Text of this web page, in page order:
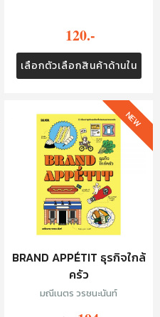
120.-
เลือกตัวเลือกสินค้าด้านใน
BRAND APPÉTIT ธุรกิจใกล้
ครัว
มณีเนตร วรชนะนันท์
NEW